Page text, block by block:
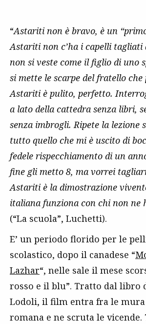
“Astariti non è bravo, è un
Astariti non c’ha i capelli tagliati
non si veste come il figlio di uno
si mette le scarpe del fratello che
Astariti è pulito, perfetto.
a lato della cattedra senza libri,
senza imbrogli. Ripete la lezione
tutto quello che mi è uscito di
fedele rispecchiamento di un
fine gli metto 8, ma vorrei
Astariti è la dimostrazione
italiana funziona con chi non ne
(“La scuola”, Luchetti).
E’ un periodo florido per le
scolastico, dopo il canadese “
Lazhar“, nelle sale il mese
rosso e il blu”. Tratto dal libro
Lodoli, il film entra fra le
romana e ne scruta le vicende.